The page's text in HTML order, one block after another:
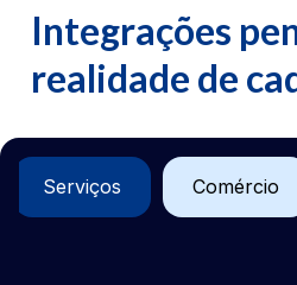
Integrações
realidade de
Serviços Comércio